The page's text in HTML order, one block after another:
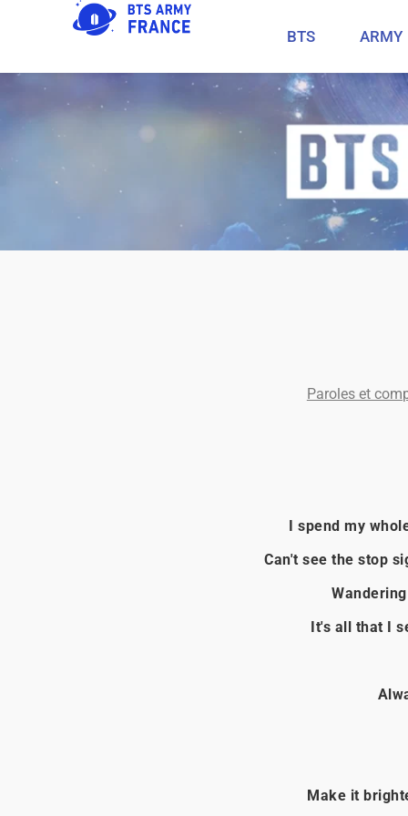
BTS ARMY
Paroles et
I spend my
Can't see the stop
It's all that I
Make it